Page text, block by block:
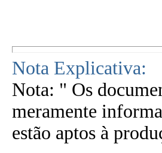
Nota Explicativa:
Nota: " Os
meramente
estão aptos à